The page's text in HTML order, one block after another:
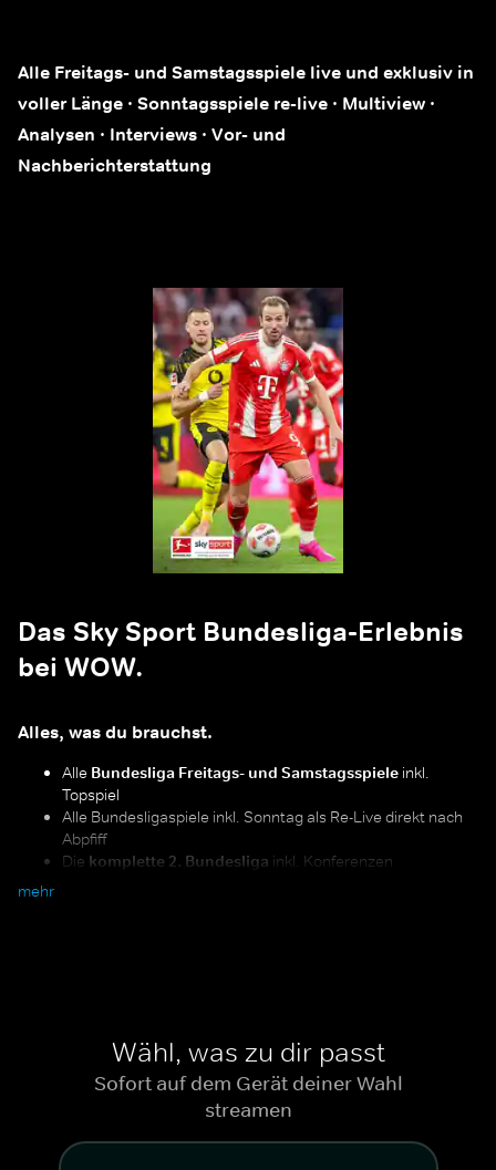
Alle Freitags- und Samstagsspiele live und exklusiv in
voller Länge · Sonntagsspiele re-live · Multiview ·
Analysen · Interviews · Vor- und
Nachberichterstattung
Das Sky Sport Bundesliga-Erlebnis
bei WOW.
Alles, was du brauchst.
Alle Bundesliga Freitags- und Samstagsspiele inkl.
Topspiel
Alle Bundesligaspiele inkl. Sonntag als Re-Live direkt nach
Abpfiff
Die komplette 2. Bundesliga inkl. Konferenzen
mehr
Wähl, was zu dir passt
Sofort auf dem Gerät deiner Wahl
streamen